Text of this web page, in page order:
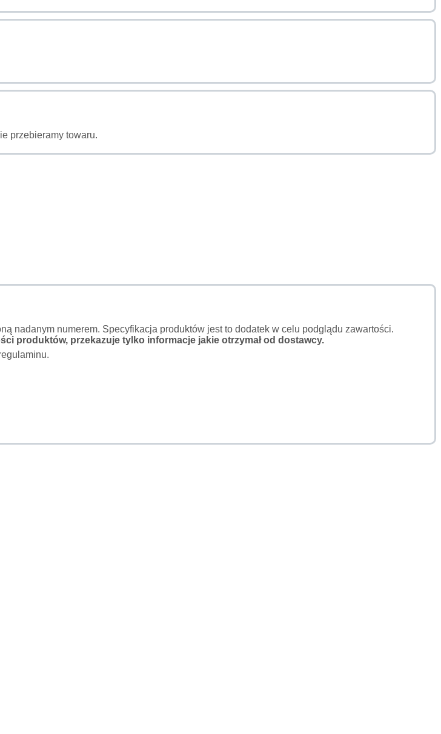
przebieramy towaru.
nadanym numerem. Specyfikacja produktów jest to dodatek w celu podglądu zawartości.
produktów, przekazuje tylko informacje jakie otrzymał od dostawcy.